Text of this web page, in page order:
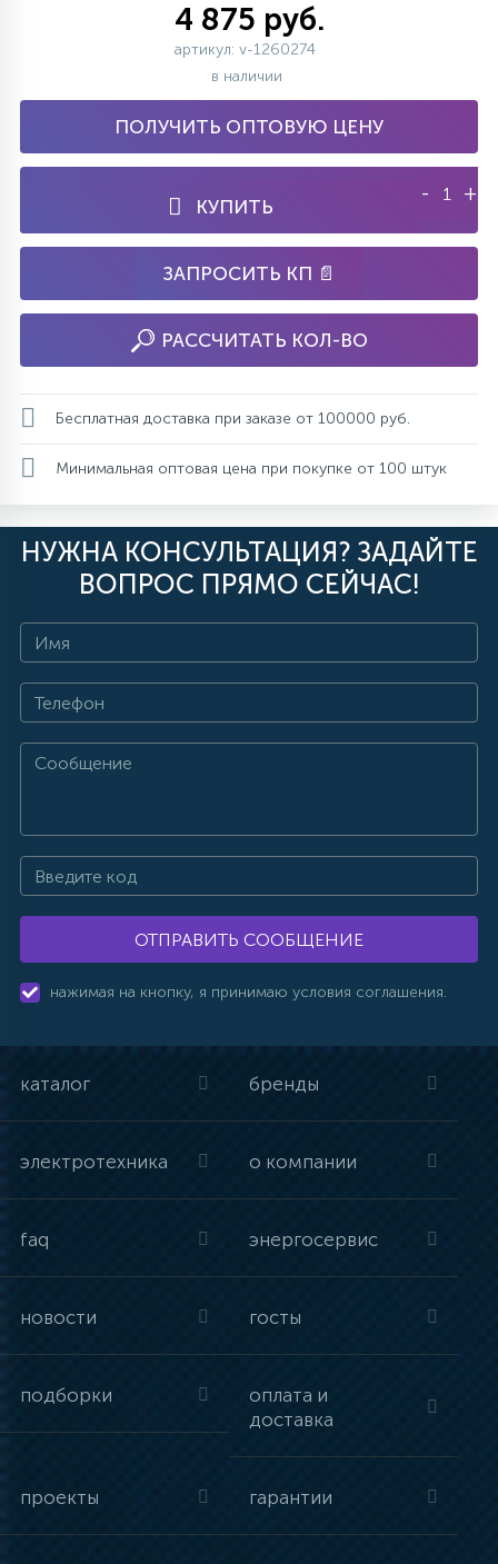
4 875 руб.
артикул: v-1260274
в наличии
ПОЛУЧИТЬ ОПТОВУЮ ЦЕНУ
КУПИТЬ
- +
ЗАПРОСИТЬ КП 📄
РАССЧИТАТЬ КОЛ-ВО
Бесплатная доставка при заказе от 100000 руб.
Минимальная оптовая цена при покупке от 100 штук
НУЖНА КОНСУЛЬТАЦИЯ? ЗАДАЙТЕ
ВОПРОС ПРЯМО СЕЙЧАС!
ОТПРАВИТЬ СООБЩЕНИЕ
нажимая на кнопку, я принимаю условия соглашения.
каталог бренды
электротехника о компании
faq энергосервис
новости госты
подборки
оплата и
доставка
проекты гарантии